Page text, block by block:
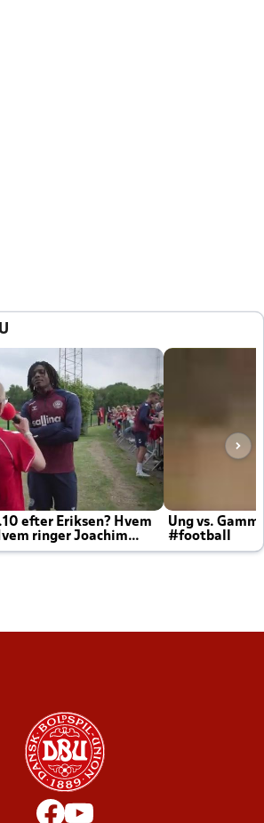
efter Eriksen? Hvem
ringer Joachim
Ung vs.
#football